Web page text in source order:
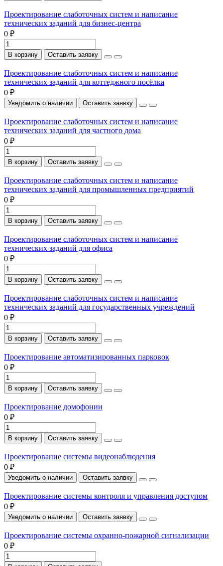
Проектирование слаботочных систем и написание
технических заданий для бизнес-центра
0 ₽
В корзину Оставить заявку
Проектирование слаботочных систем и написание
технических заданий для коттеджного посёлка
0 ₽
Уведомить о наличии Оставить заявку
Проектирование слаботочных систем и написание
технических заданий для частного дома
0 ₽
В корзину Оставить заявку
Проектирование слаботочных систем и написание
технических заданий для промышленных предприятий
0 ₽
В корзину Оставить заявку
Проектирование слаботочных систем и написание
технических заданий для офиса
0 ₽
В корзину Оставить заявку
Проектирование слаботочных систем и написание
технических заданий для государственных учреждений
0 ₽
В корзину Оставить заявку
Проектирование автоматизированных парковок
0 ₽
В корзину Оставить заявку
Проектирование домофонии
0 ₽
В корзину Оставить заявку
Проектирование системы видеонаблюдения
0 ₽
Уведомить о наличии Оставить заявку
Проектирование системы контроля и управления доступом
0 ₽
Уведомить о наличии Оставить заявку
Проектирование системы охранно-пожарной сигнализации
0 ₽